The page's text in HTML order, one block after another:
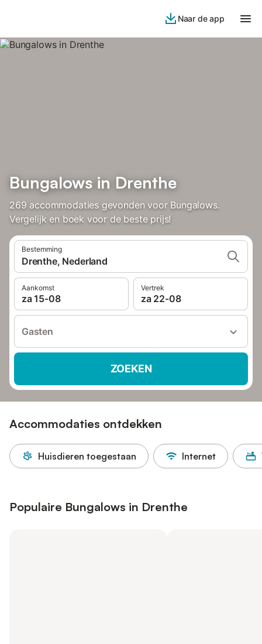
Naar de app
Bungalows in Drenthe
269 accommodaties gevonden voor Bungalows.
Vergelijk en boek voor de beste prijs!
Bestemming
Drenthe, Nederland
Aankomst
za 15-08
Vertrek
za 22-08
Gasten
ZOEKEN
Accommodaties ontdekken
Huisdieren toegestaan Internet
Populaire Bungalows in Drenthe